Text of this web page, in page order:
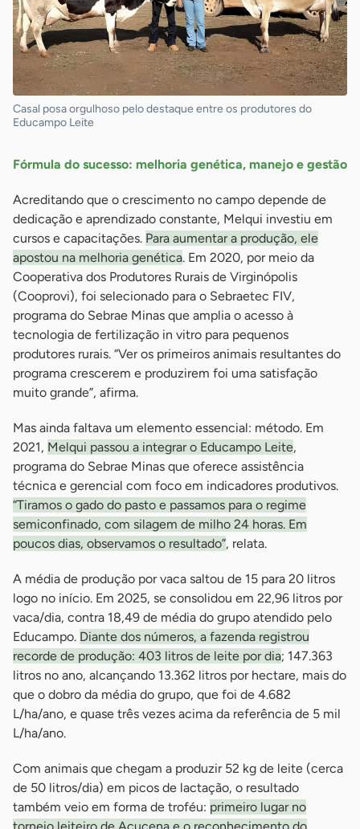
Casal posa orgulhoso pelo destaque entre os produtores do
Educampo Leite
Fórmula do sucesso: melhoria genética, manejo e gestão
Acreditando que o crescimento no campo depende de
dedicação e aprendizado constante, Melqui investiu em
cursos e capacitações. Para aumentar a produção, ele
apostou na melhoria genética. Em 2020, por meio da
Cooperativa dos Produtores Rurais de Virginópolis
(Cooprovi), foi selecionado para o Sebraetec FIV,
programa do Sebrae Minas que amplia o acesso à
tecnologia de fertilização in vitro para pequenos
produtores rurais. “Ver os primeiros animais resultantes do
programa crescerem e produzirem foi uma satisfação
muito grande”, afirma.
Mas ainda faltava um elemento essencial: método. Em
2021, Melqui passou a integrar o Educampo Leite,
programa do Sebrae Minas que oferece assistência
técnica e gerencial com foco em indicadores produtivos.
“Tiramos o gado do pasto e passamos para o regime
semiconfinado, com silagem de milho 24 horas. Em
poucos dias, observamos o resultado”, relata.
A média de produção por vaca saltou de 15 para 20 litros
logo no início. Em 2025, se consolidou em 22,96 litros por
vaca/dia, contra 18,49 de média do grupo atendido pelo
Educampo. Diante dos números, a fazenda registrou
recorde de produção: 403 litros de leite por dia; 147.363
litros no ano, alcançando 13.362 litros por hectare, mais do
que o dobro da média do grupo, que foi de 4.682
L/ha/ano, e quase três vezes acima da referência de 5 mil
L/ha/ano.
Com animais que chegam a produzir 52 kg de leite (cerca
de 50 litros/dia) em picos de lactação, o resultado
também veio em forma de troféu: primeiro lugar no